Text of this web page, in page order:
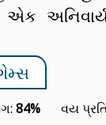
એક
84% વય